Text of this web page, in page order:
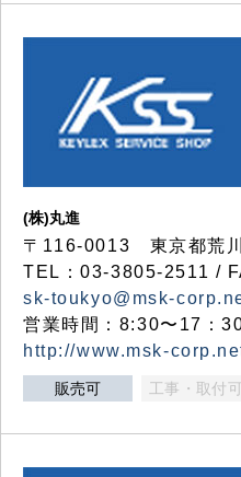
(株)丸進
〒116-0013 東京都荒
TEL：03-3805-2511 /
sk-toukyo@msk-
営業時間：8:30〜17：
http://www.msk-
販売可 工事・取付可